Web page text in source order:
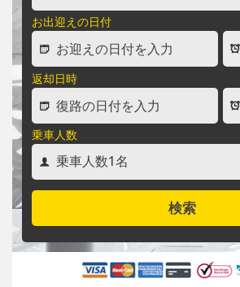
お出迎えの日付
返却日時
乗車人数
検索